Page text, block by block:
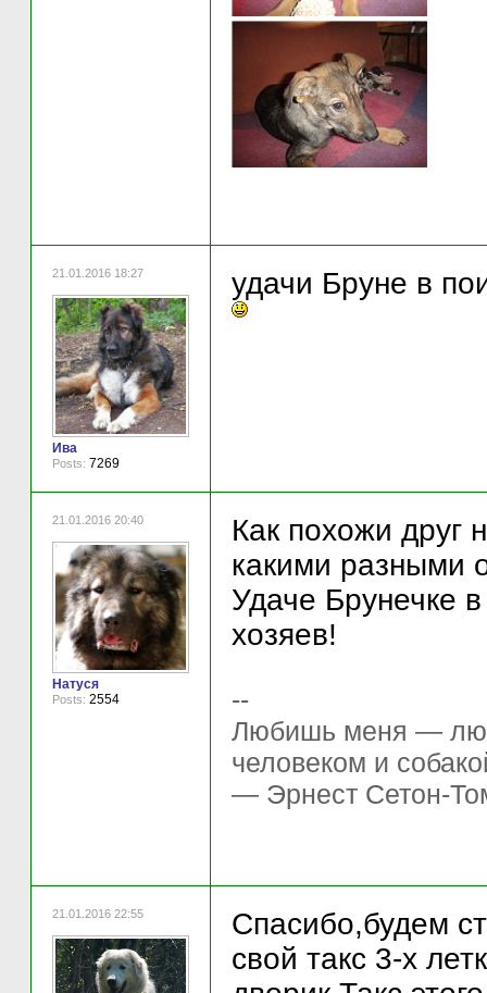
21.01.2016 18:27
Ива
Posts: 7269
удачи Бруне в
21.01.2016 20:40
Натуся
Posts: 2554
Как похожи друг
какими разными
Удаче Брунечке
хозяев!
--
Любишь меня —
человеком и
— Эрнест Сетон-
21.01.2016 22:55
Спасибо,будем
свой такс 3-х